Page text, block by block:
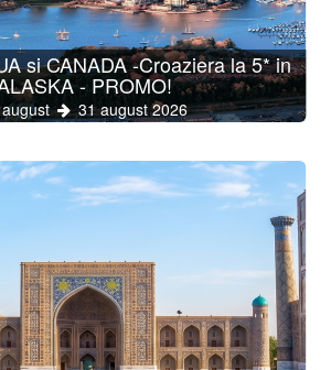
si CANADA -Croaziera la 5* in
- PROMO!
31 august 2026